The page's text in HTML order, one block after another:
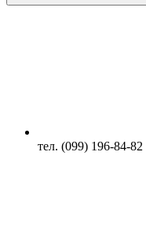
тел. (099) 196-84-82